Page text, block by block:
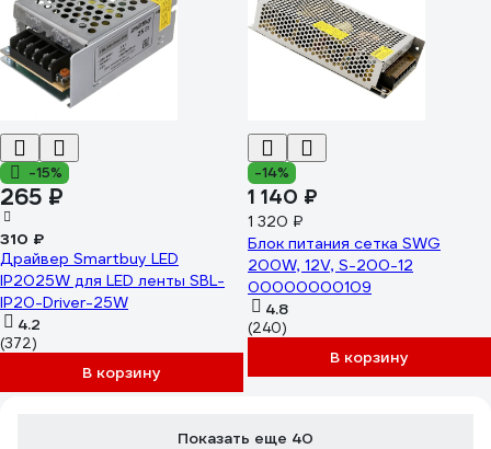
-15%
265 ₽
310 ₽
Драйвер Smartbuy LED
IP2025W для LED ленты SBL-
IP20-Driver-25W
4.2
(372)
В корзину
-14%
1 140 ₽
1 320 ₽
Блок питания сетка SWG
200W, 12V, S-200-12
00000000109
4.8
(240)
В корзину
Показать еще 40